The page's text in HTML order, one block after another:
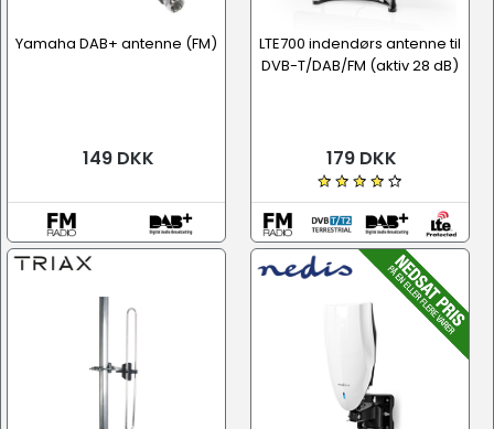
Yamaha DAB+ antenne (FM)
149 DKK
LTE700 indendørs antenne til
DVB-T/DAB/FM (aktiv 28 dB)
179 DKK